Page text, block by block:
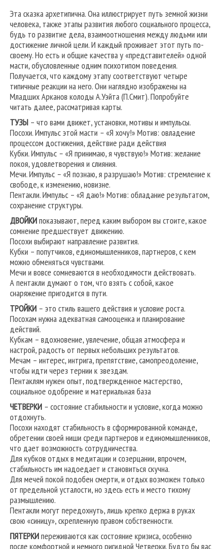
Эта сказка архетипична. Она иллюстрирует путь земной жизни
человека, также этапы развития любого социального процесса,
будь то развитие дела, взаимоотношения между людьми или
достижение личной цели. И каждый проживает этот путь по-
своему. Но есть и общие качества у «представителей» одной
масти, обусловленные одним психотипом поведения.
Получается, что каждому этапу соответствуют четыре
типичные реакции на него. Они наглядно изображены на
Младших Арканов колоды А.Уэйта (П.Смит). Попробуйте
читать далее, рассматривая карты.
ТУЗЫ – что вами движет, установки, мотивы и импульсы.
Посохи. Импульс этой масти – «Я хочу!» Мотив: овладение
процессом достижения, действие ради действия
Кубки. Импульс – «Я принимаю, я чувствую!» Мотив: желание
покоя, удовлетворения и слияния.
Мечи. Импульс – «Я познаю, я разрушаю!» Мотив: стремление к
свободе, к изменению, новизне.
Пентакли. Импульс – «Я даю!» Мотив: обладание результатом,
сохранение структуры.
ДВОЙКИпоказывают, перед каким выбором вы стоите, какое
сомнение предшествует движению.
Посохи выбирают направление развития.
Кубки – попутчиков, единомышленников, партнеров, с кем
можно обменяться чувствами.
Мечи и вовсе сомневаются в необходимости действовать.
А пентакли думают о том, что взять с собой, какое
снаряжение пригодится в пути.
ТРОЙКИ – это стиль вашего действия и условие роста.
Посохам нужна адекватная самооценка и планирование
действий.
Кубкам – вдохновение, увлечение, общая атмосфера и
настрой, радость от первых небольших результатов.
Мечам – интерес, интрига, препятствие, самопреодоление,
чтобы идти через тернии к звездам.
Пентаклям нужен опыт, подтвержденное мастерство,
социальное одобрение и материальная база
ЧЕТВЕРКИ – состояние стабильности и условие, когда можно
отдохнуть.
Посохи находят стабильность в сформированной команде,
обретении своей ниши среди партнеров и единомышленников,
что дает возможность сотрудничества.
Для кубков отдых в медитации и созерцании, впрочем,
стабильность им надоедает и становиться скучна.
Для мечей покой подобен смерти, и отдых возможен только
от предельной усталости, но здесь есть и место тихому
размышлению.
Пентакли могут передохнуть, лишь крепко держа в руках
свою «синицу», скрепленную правом собственности.
ПЯТЕРКИпереживаются как состояние кризиса, особенно
после комфортной и немного ригидной Четверки. Будто бы вас